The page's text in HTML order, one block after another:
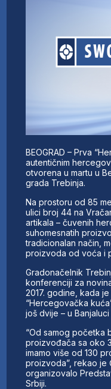
UČLANI SE
BEOGRAD – Prva
autentičnim
otvorena u martu u
grada Trebinja.
Na prostoru od 85
ulici broj 44 na
artikala – čuvenih
suhomesnatih
tradicionalan način,
proizvoda od voća i
Gradonačelnik
konferenciji za
2017. godine, kada
“Hercegovačka
još dvije – u
“Od samog početka
proizvođača sa oko
imamo više od 130
proizvoda”, rekao je
organizovalo
Srbiji.